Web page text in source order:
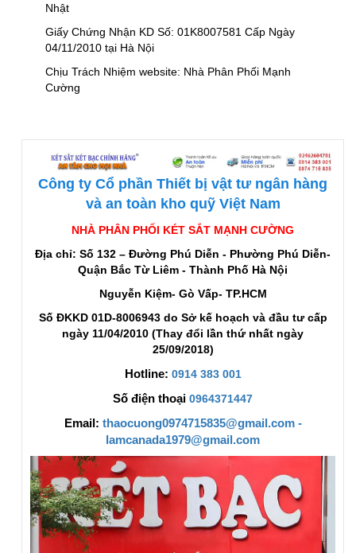
Nhật
Giấy Chứng Nhận KD Số: 01K8007581 Cấp Ngày
04/11/2010 tại Hà Nội
Chịu Trách Nhiệm website: Nhà Phân Phối Mạnh
Cường
Công ty Cổ phần Thiết bị vật tư ngân hàng
và an toàn kho quỹ Việt Nam
NHÀ PHÂN PHỐI KÉT SẮT MẠNH CƯỜNG
Địa chỉ: Số 132 – Đường Phú Diễn - Phường Phú Diễn-
Quận Bắc Từ Liêm - Thành Phố Hà Nội
Nguyễn Kiệm- Gò Vấp- TP.HCM
Số ĐKKD 01D-8006943 do Sở kế hoạch và đầu tư cấp
ngày 11/04/2010 (Thay đổi lần thứ nhất ngày
25/09/2018)
Hotline: 0914 383 001
Số điện thoại 0964371447
Email: thaocuong0974715835@gmail.com -
lamcanada1979@gmail.com